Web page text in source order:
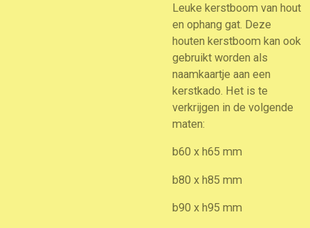
Leuke kerstboom van hout
en ophang gat. Deze
houten kerstboom kan ook
gebruikt worden als
naamkaartje aan een
kerstkado. Het is te
verkrijgen in de volgende
maten:
b60 x h65 mm
b80 x h85 mm
b90 x h95 mm